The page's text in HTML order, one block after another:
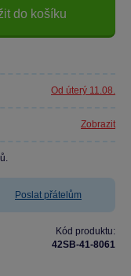
do košíku
Od úterý 11.08.
Zobrazit
Poslat přátelům
Kód produktu:
42SB-41-8061